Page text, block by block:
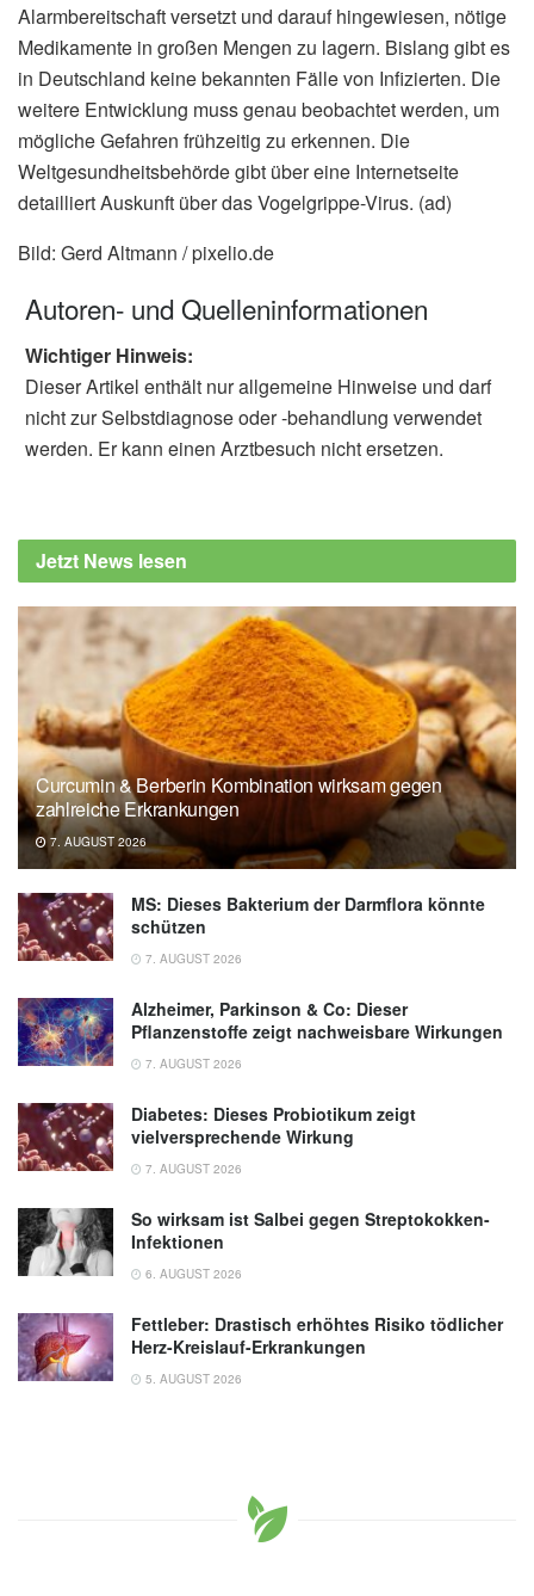
Alarmbereitschaft versetzt und darauf hingewiesen, nötige
Medikamente in großen Mengen zu lagern. Bislang gibt es
in Deutschland keine bekannten Fälle von Infizierten. Die
weitere Entwicklung muss genau beobachtet werden, um
mögliche Gefahren frühzeitig zu erkennen. Die
Weltgesundheitsbehörde gibt über eine Internetseite
detailliert Auskunft über das Vogelgrippe-Virus. (ad)
Bild: Gerd Altmann / pixelio.de
Autoren- und Quelleninformationen
Wichtiger Hinweis:
Dieser Artikel enthält nur allgemeine Hinweise und darf
nicht zur Selbstdiagnose oder -behandlung verwendet
werden. Er kann einen Arztbesuch nicht ersetzen.
Jetzt News lesen
Curcumin & Berberin Kombination wirksam gegen
zahlreiche Erkrankungen
7. AUGUST 2026
MS: Dieses Bakterium der Darmflora könnte
schützen
7. AUGUST 2026
Alzheimer, Parkinson & Co: Dieser
Pflanzenstoffe zeigt nachweisbare Wirkungen
7. AUGUST 2026
Diabetes: Dieses Probiotikum zeigt
vielversprechende Wirkung
7. AUGUST 2026
So wirksam ist Salbei gegen Streptokokken-
Infektionen
6. AUGUST 2026
Fettleber: Drastisch erhöhtes Risiko tödlicher
Herz-Kreislauf-Erkrankungen
5. AUGUST 2026